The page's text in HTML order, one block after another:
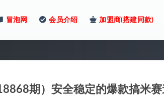
冒泡网 会员介绍 加盟商(搭建同款)
18868期）安全稳定的爆款搞米